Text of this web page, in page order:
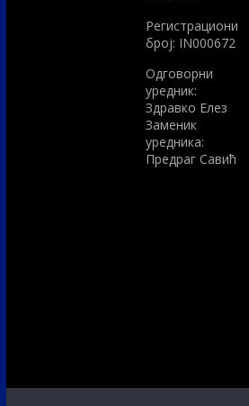
Регистрациони
број: IN000672
Одговорни
уредник:
Здравко Елез
Заменик
уредника:
Предраг Савић